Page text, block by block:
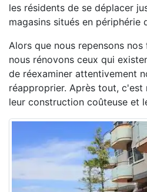
les résidents de se déplacer
magasins situés en périphérie
Alors que nous repensons
nous rénovons ceux qui
de réexaminer attentivement
réapproprier. Après tout, c'est
leur construction coûteuse et